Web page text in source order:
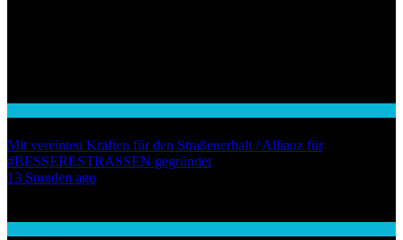
Mit vereinten Kräften für den Straßenerhalt / Allianz für
#BESSERESTRASSEN gegründet
13 Stunden ago